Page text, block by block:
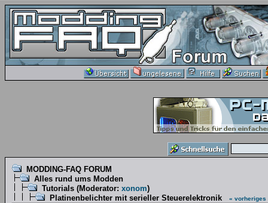
MODDING-FAQ FORUM
Alles rund ums Modden
Tutorials (Moderator: xonom)
Platinenbelichter mit serieller Steuerelektronik
« vorheriges